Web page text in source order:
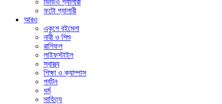
ফটো গ্যালারী
আরও
একুশে বইমেলা
নারী ও শিশু
রাশিফল
লাইফস্টাইল
স্বাস্থ্য
শিক্ষা ও ক্যাম্পাস
পর্যটন
ধর্ম
সাহিত্য